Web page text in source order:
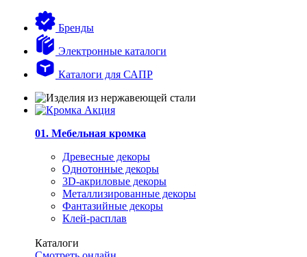
Бренды
Электронные каталоги
Каталоги для САПР
01. Мебельная кромка
Древесные декоры
Однотонные декоры
3D-акриловые декоры
Металлизированные декоры
Фантазийные декоры
Клей-расплав
Каталоги